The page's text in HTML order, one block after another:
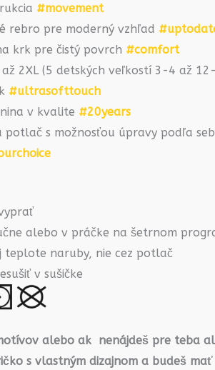
#movement
rebro pre moderný vzhľad
krk pre čistý povrch #comfort
až 2XL (5 detských veľkostí 3-4 až
#ultrasofttouch
v kvalite #20years
potlač s možnosťou úpravy podľa
alebo v práčke na šetrnom
teplote naruby, nie cez potlač
v sušičke
alebo ak nenájdeš pre teba
s vlastným dizajnom a budeš